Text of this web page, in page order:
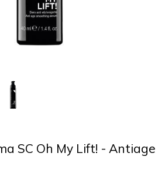
SC Oh My Lift! - Antiage